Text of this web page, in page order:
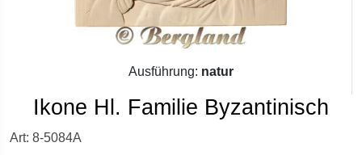
Ausführung: natur
Ikone Hl. Familie Byzantinisch
Art: 8-5084A